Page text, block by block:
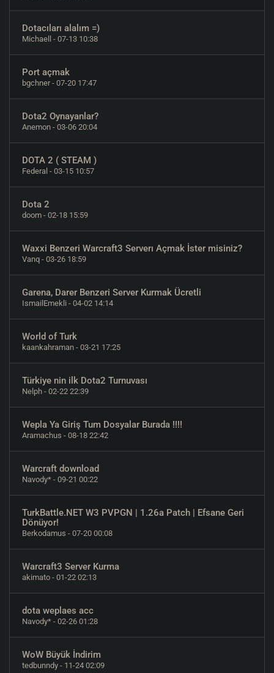
Dotacıları alalım =)
Michaell - 07-13 10:38
Port açmak
bgchner- 07-20 17:47
Dota2 Oynayanlar?
Anemon - 03-06 20:04
DOTA 2 ( STEAM )
Federal - 03-15 10:57
Dota 2
doom - 02-18 15:59
Waxxi Benzeri Warcraft3 Serverı Açmak İster misiniz?
Vanq - 03-26 18:59
Garena, Darer Benzeri Server Kurmak Ücretli
IsmailEmekli - 04-02 14:14
World of Turk
kaankahraman - 03-21 17:25
Türkiye nin ilk Dota2 Turnuvası
Nelph - 02-22 22:39
Wepla Ya Giriş Tum Dosyalar Burada !!!!
Aramachus - 08-18 22:42
Warcraft download
Navody* - 09-21 00:22
TurkBattle.NET W3 PVPGN | 1.26a Patch | Efsane Geri
Dönüyor!
Berkodamus - 07-20 00:08
Warcraft3 Server Kurma
akimato - 01-22 02:13
dota weplaes acc
Navody* - 02-26 01:28
WoW Büyük İndirim
tedbunndy - 11-24 02:09